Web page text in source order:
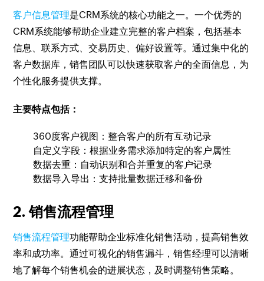
客户信息管理是CRM系统的核心功能之一。一个优秀的
CRM系统能够帮助企业建立完整的客户档案，包括基本
信息、联系方式、交易历史、偏好设置等。通过集中化的
客户数据库，销售团队可以快速获取客户的全面信息，为
个性化服务提供支撑。
主要特点包括：
360度客户视图：整合客户的所有互动记录
自定义字段：根据业务需求添加特定的客户属性
数据去重：自动识别和合并重复的客户记录
数据导入导出：支持批量数据迁移和备份
2. 销售流程管理
销售流程管理功能帮助企业标准化销售活动，提高销售效
率和成功率。通过可视化的销售漏斗，销售经理可以清晰
地了解每个销售机会的进展状态，及时调整销售策略。